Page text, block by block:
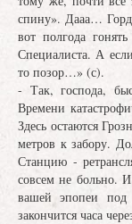
спину». Дааа…
вот полгода
Специалиста. А
то позор…» (с).
- Так, господа,
Времени
Здесь остаются
метров к забору.
Станцию -
совсем не больно.
вашей эпопеи под
закончится часа